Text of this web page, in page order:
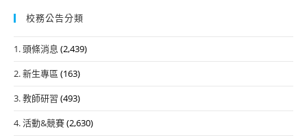
校務公告分類
1. 頭條消息 (2,439)
2. 新生專區 (163)
3. 教師研習 (493)
4. 活動&競賽(2,630)